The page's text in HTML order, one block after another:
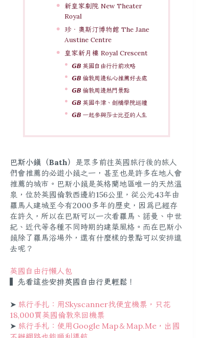
新皇家劇院 New Theater
Royal
珍‧奧斯汀博物館 The Jane
Austine Centre
皇家新月樓 Royal Crescent
𝙂𝘽 英國自由行行前攻略
𝙂𝘽 倫敦周邊私心推薦好去處
𝙂𝘽 倫敦周邊熱門景點
𝙂𝘽 英國牛津、劍橋學院巡禮
𝙂𝘽 一起參與莎士比亞的人生
巴斯小鎮（Bath） 是眾多前往英國旅行後的旅人
們會推薦的必遊小鎮之一，甚至也是許多在地人會
推薦的城市。巴斯小鎮是英格蘭地區唯一的天然溫
泉，位於英國倫敦西邊約156公里，從公元43年由
羅馬人建城至今有2000多年的歷史，因為已經存
在許久，所以在巴斯可以一次看羅馬、諾曼、中世
紀、近代等各種不同時期的建築風格。而在巴斯小
鎮除了羅馬浴場外，還有什麼樣的景點可以安排進
去呢？
英國自由行懶人包
▍先看這些安排英國自由行更輕鬆！
➤ 旅行手扎：用Skyscanner找便宜機票，只花
18,000買英國倫敦來回機票
➤ 旅行手札：使用Google Map＆Map.Me，出國